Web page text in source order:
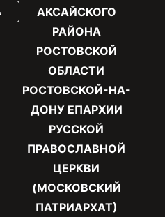
АКСАЙСКОГО
РАЙОНА
РОСТОВСКОЙ
ОБЛАСТИ
РОСТОВСКОЙ-НА-
ДОНУ ЕПАРХИИ
РУССКОЙ
ПРАВОСЛАВНОЙ
ЦЕРКВИ
(МОСКОВСКИЙ
ПАТРИАРХАТ)